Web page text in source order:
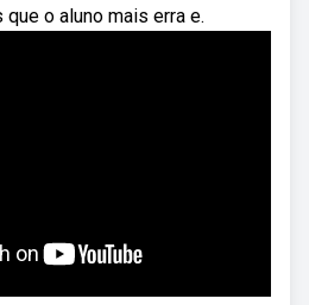
o aluno mais erra e.